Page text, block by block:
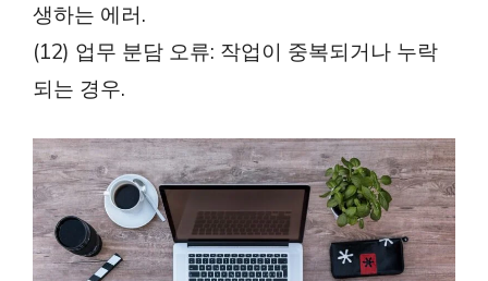
생하는 에러.
(12) 업무 분담 오류: 작업이 중복되거나 누락
되는 경우.